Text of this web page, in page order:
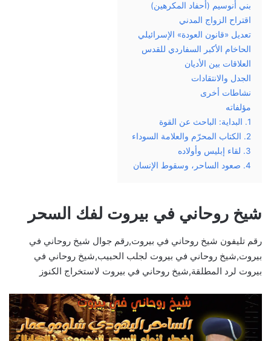
بني أنوسيم (أحفاد المكرهين)
اقتراح الزواج المدني
تعديل «قانون العودة» الإسرائيلي
الحاخام الأكبر السفاردي للقدس
العلاقات بين الأديان
الجدل والانتقادات
نشاطات أخرى
مؤلفاته
1. البداية: الباحث عن القوة
2. الكتاب المحرّم والعلامة السوداء
3. لقاء إبليس وأولاده
4. صعود الساحر، وسقوط الإنسان
شيخ روحاني في بيروت لفك السحر
رقم تليفون شيخ روحاني في بيروت,رقم جوال شيخ روحاني في
بيروت,شيخ روحاني في بيروت لجلب الحبيب,شيخ روحاني في
بيروت لرد المطلقة,شيخ روحاني في بيروت لاستخراج الكنوز